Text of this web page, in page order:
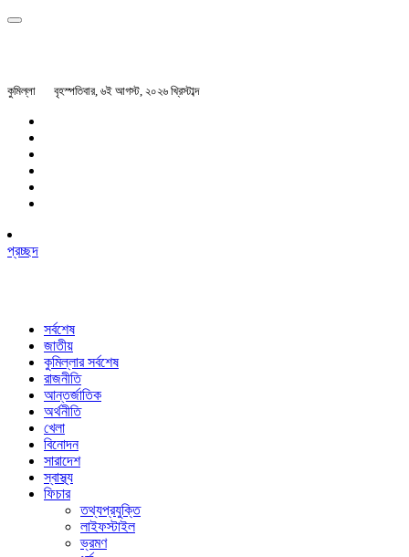
কুমিল্লা বৃহস্পতিবার, ৬ই আগস্ট, ২০২৬ খ্রিস্টাব্দ
প্রচ্ছদ
সর্বশেষ
জাতীয়
কুমিল্লার সর্বশেষ
রাজনীতি
আন্তর্জাতিক
অর্থনীতি
খেলা
বিনোদন
সারাদেশ
স্বাস্থ্য
ফিচার
তথ্যপ্রযুক্তি
লাইফস্টাইল
ভ্রমণ